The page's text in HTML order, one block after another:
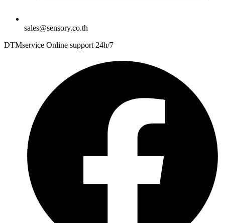
sales@sensory.co.th
DTMservice Online support 24h/7